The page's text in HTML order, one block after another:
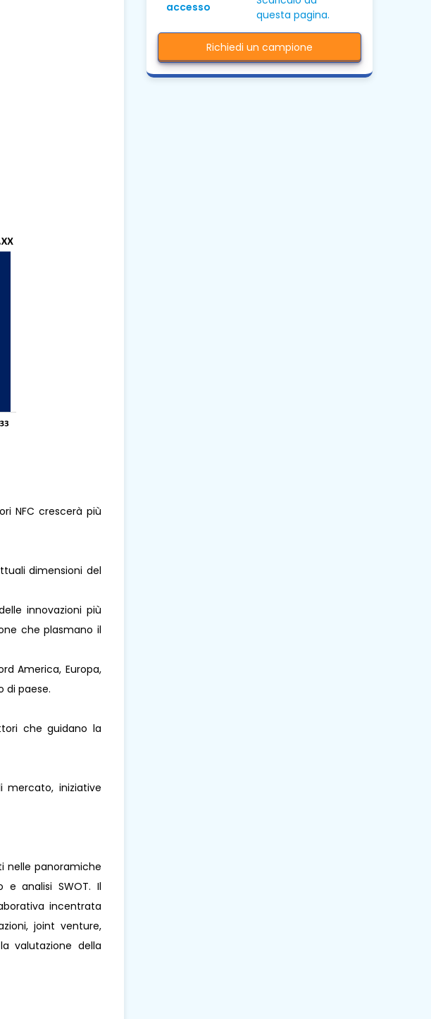
NFC crescerà più
dimensioni del
innovazioni più
che plasmano il
America, Europa,
di paese.
che guidano la
mercato, iniziative
nelle panoramiche
e analisi SWOT. Il
incentrata
joint venture,
valutazione della
accesso
questa pagina.
Richiedi un campione